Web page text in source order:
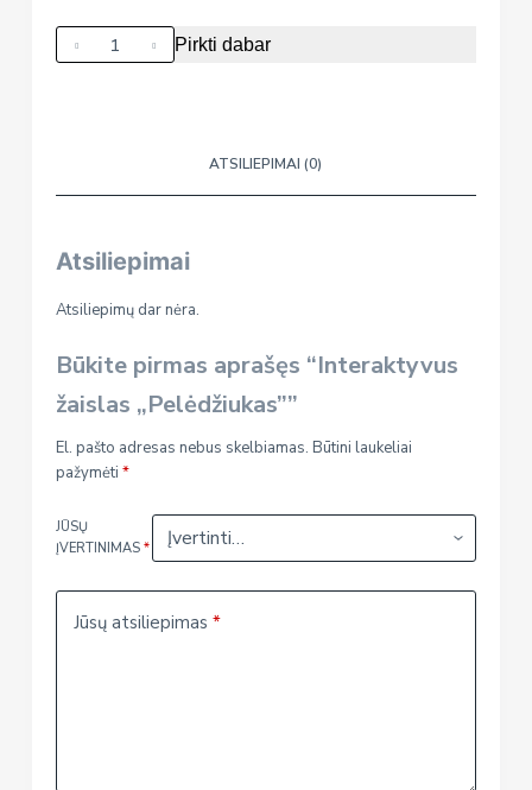
produkto
kiekis:
Pirkti dabar
ATSILIEPIMAI (0)
Atsiliepimai
Atsiliepimų dar nėra.
Būkite pirmas aprašęs “Interaktyvus
žaislas „Pelėdžiukas””
El. pašto adresas nebus skelbiamas. Būtini laukeliai
pažymėti *
JŪSŲ
ĮVERTINIMAS *
Jūsų atsiliepimas *